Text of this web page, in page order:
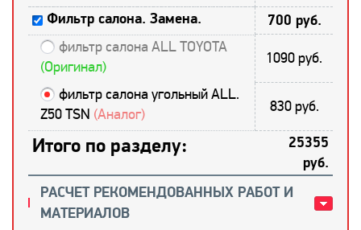
Фильтр салона. Замена. 700 руб.
фильтр салона ALL TOYOTA
(Оригинал)
1090 руб.
фильтр салона угольный ALL.
Z50 TSN (Аналог) 830 руб.
Итого по разделу:
25355
руб.
РАСЧЕТ РЕКОМЕНДОВАННЫХ РАБОТ И
МАТЕРИАЛОВ